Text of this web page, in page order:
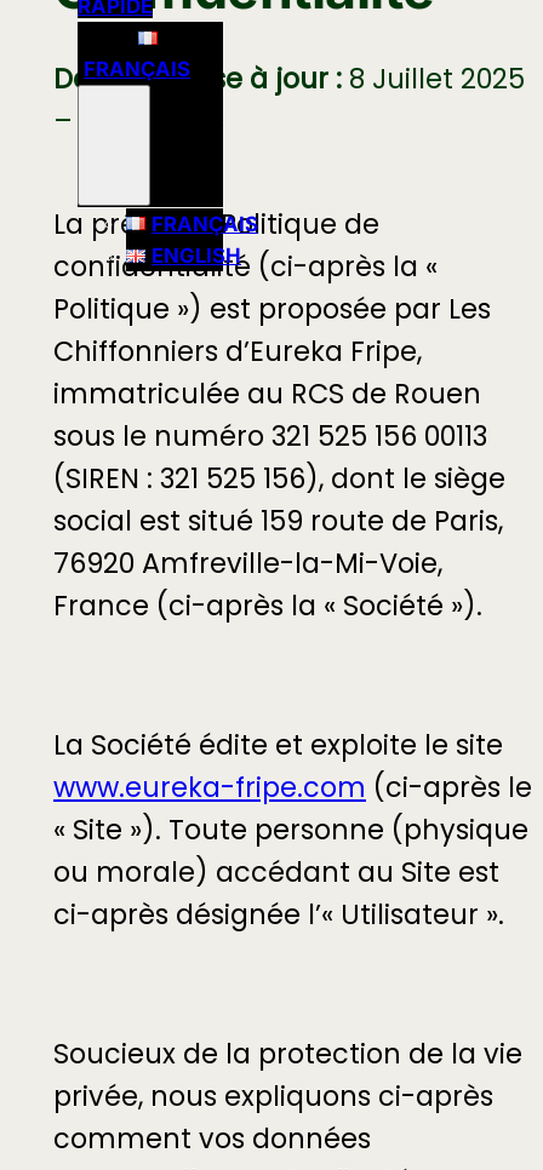
RAPIDE
FRANÇAIS
FRANÇAIS
ENGLISH
Dernière mise à jour : 8 Juillet 2025
– Version 2.3
La présente Politique de
confidentialité (ci-après la «
Politique ») est proposée par Les
Chiffonniers d’Eureka Fripe,
immatriculée au RCS de Rouen
sous le numéro 321 525 156 00113
(SIREN : 321 525 156), dont le siège
social est situé 159 route de Paris,
76920 Amfreville-la-Mi-Voie,
France (ci-après la « Société »).
La Société édite et exploite le site
www.eureka-fripe.com (ci-après le
« Site »). Toute personne (physique
ou morale) accédant au Site est
ci-après désignée l’« Utilisateur ».
Soucieux de la protection de la vie
privée, nous expliquons ci-après
comment vos données